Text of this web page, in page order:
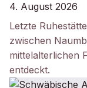
4. August 2026
Letzte
zwischen
mittelalterlichen
entdeckt.